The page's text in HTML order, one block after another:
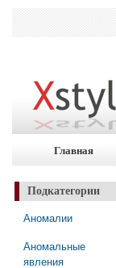
Главная
Подкатегории
Аномалии
Аномальные
явления